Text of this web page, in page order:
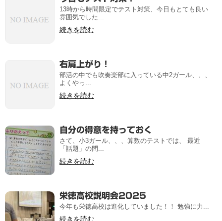
13時から時間限定でテスト対策、今日もとても良い
雰囲気でした...
続きを読む
右肩上がり！
部活の中でも吹奏楽部に入っている中2ガール、、、
よくやっ...
続きを読む
自分の得意を持っておく
さて、小3ガール、、、算数のテストでは、 最近
「話題」の問...
続きを読む
栄徳高校説明会2025
今年も栄徳高校は進化していました！！ 勉強に力...
続きを読む